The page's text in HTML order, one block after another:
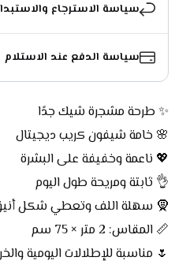
سياسة الاسترجاع
سياسة الدفع عند الاستلام
✨ طرحة مشجرة شيك جدًا
🌸 خامة شيفون كريب ديجيتال
💖 ناعمة وخفيفة على البشرة
👌 ثابتة ومريحة طول اليوم
🧕 سهلة اللف وتعطي شكل
📏 المقاس: 2 متر × 75 سم
🌷 مناسبة للإطلالات اليومية